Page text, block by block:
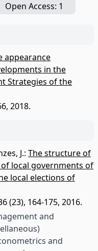
Open Access: 1
appearance
in the
Strategies of the
2018.
J.: The structure of
local governments of
local elections of
(23), 164-175, 2016.
and
and